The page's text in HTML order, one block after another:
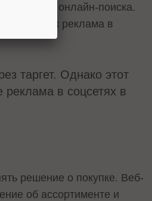
из онлайн-поиска.
время как реклама в
таргет. Однако этот
в соцсетях в
решение о покупке. Веб-
об ассортименте и